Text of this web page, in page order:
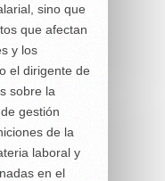
sino que
que afectan
y los
el dirigente de
sobre la
gestión
de la
laboral y
en el